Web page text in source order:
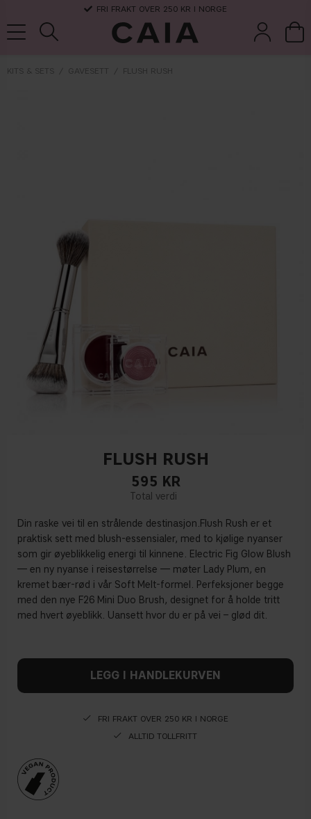
FRI FRAKT OVER 250 KR I NORGE
KITS & SETS GAVESETT FLUSH RUSH
FLUSH RUSH
595 KR
Din raske vei til en strålende destinasjon.Flush Rush er et
praktisk sett med blush-essensialer, med to kjølige nyanser
som gir øyeblikkelig energi til kinnene. Electric Fig Glow Blush
— en ny nyanse i reisestørrelse — møter Lady Plum, en
kremet bær-rød i vår Soft Melt-formel. Perfeksjoner begge
med den nye F26 Mini Duo Brush, designet for å holde tritt
med hvert øyeblikk. Uansett hvor du er på vei – glød dit.
LEGG I HANDLEKURVEN
FRI FRAKT OVER 250 KR I NORGE
ALLTID TOLLFRITT